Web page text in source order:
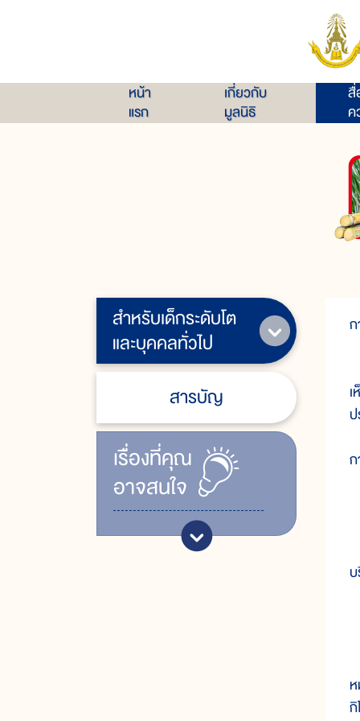
หน้า
แรก
เกี่ยวกับ
มูลนิธิ
สื่
ค
สำหรับเด็กระดับโต
และบุคคลทั่วไป
สารบัญ
เรื่ิองที่คุณ
อาจสนใจ